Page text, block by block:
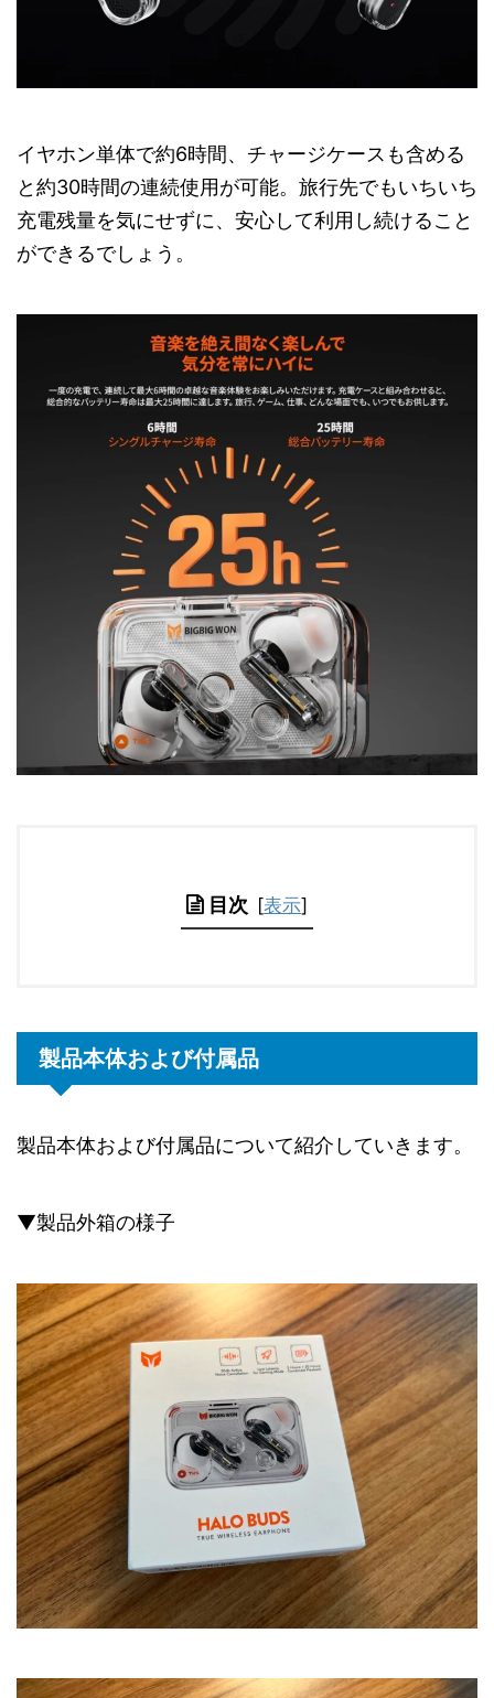
イヤホン単体で約6時間、チャージケースも含める
と約30時間の連続使用が可能。旅行先でもいちいち
充電残量を気にせずに、安心して利用し続けること
ができるでしょう。
目次 [表示]
製品本体および付属品
製品本体および付属品について紹介していきます。
▼製品外箱の様子